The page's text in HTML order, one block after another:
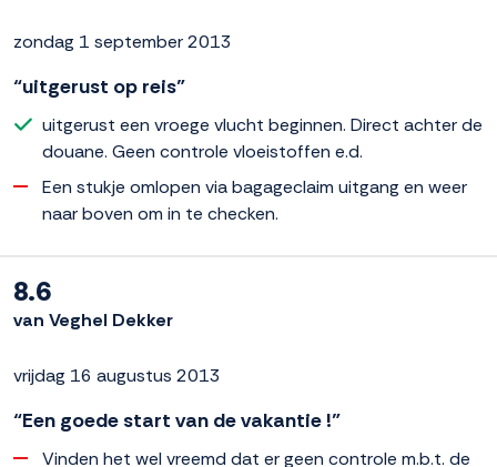
zondag 1 september 2013
“uitgerust op reis”
uitgerust een vroege vlucht beginnen. Direct achter de
douane. Geen controle vloeistoffen e.d.
Een stukje omlopen via bagageclaim uitgang en weer
naar boven om in te checken.
8.6
van Veghel Dekker
vrijdag 16 augustus 2013
“Een goede start van de vakantie !”
Vinden het wel vreemd dat er geen controle m.b.t. de